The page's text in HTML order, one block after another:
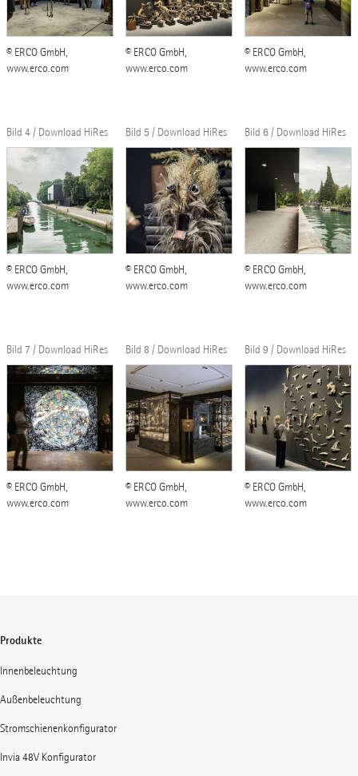
© ERCO GmbH,
www.erco.com
© ERCO GmbH,
www.erco.com
© ERCO GmbH,
www.erco.com
Bild 4 / Download HiRes
© ERCO GmbH,
www.erco.com
Bild 5 / Download HiRes
© ERCO GmbH,
www.erco.com
Bild 6 / Download HiRes
© ERCO GmbH,
www.erco.com
Bild 7 / Download HiRes
© ERCO GmbH,
www.erco.com
Bild 8 / Download HiRes
© ERCO GmbH,
www.erco.com
Bild 9 / Download HiRes
© ERCO GmbH,
www.erco.com
Produkte
Innenbeleuchtung
Außenbeleuchtung
Stromschienenkonfigurator
Invia 48V Konfigurator